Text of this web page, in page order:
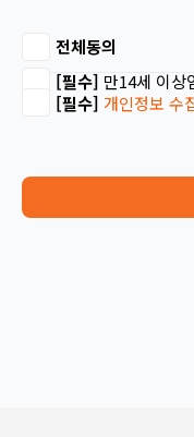
전체동의
[필수] 만14세 이상
[필수] 개인정보 수